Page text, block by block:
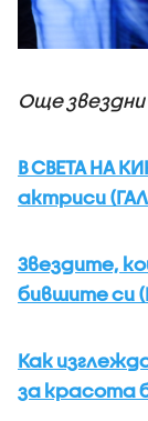
Още звездни
В СВЕТА НА
актриси
Звездите,
бившите си
Как
за красота